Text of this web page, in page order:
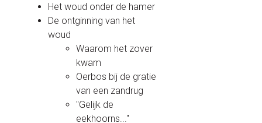
Het woud onder de hamer
De ontginning van het
woud
Waarom het zover
kwam
Oerbos bij de gratie
van een zandrug
"Gelijk de
eekhoorns..."